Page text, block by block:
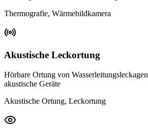
Thermografie, Wärmebildkamera
Akustische Leckortung
Hörbare Ortung von
akustische Geräte
Akustische Ortung, Leckortung